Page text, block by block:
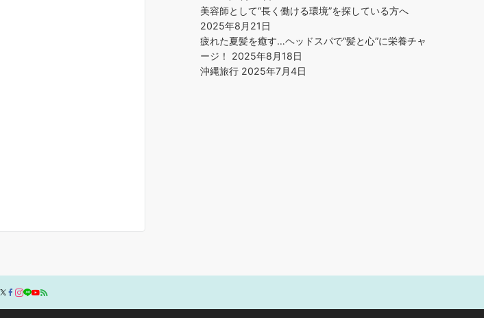
美容師として“長く働ける環境”を探している方へ
2025年8月21日
疲れた夏髪を癒す…ヘッドスパで“髪と心”に栄養チャ
ージ！
2025年8月18日
沖縄旅行 2025年7月4日